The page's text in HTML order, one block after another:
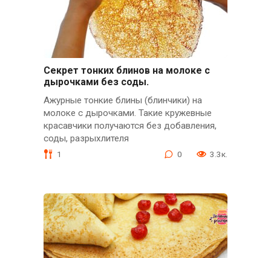
Секрет тонких блинов на молоке с
дырочками без соды.
Ажурные тонкие блины (блинчики) на
молоке с дырочками. Такие кружевные
красавчики получаются без добавления,
соды, разрыхлителя
1 0 3.3к.